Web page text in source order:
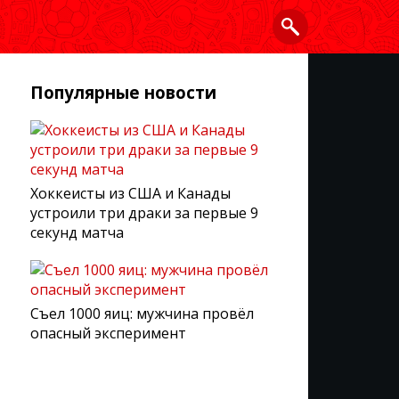
Популярные новости
Хоккеисты из США и Канады
устроили три драки за первые 9
секунд матча
Съел 1000 яиц: мужчина провёл
опасный эксперимент